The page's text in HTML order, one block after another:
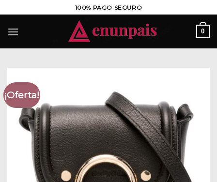
al
contenido
100% PAGO SEGURO
0
¡Oferta!